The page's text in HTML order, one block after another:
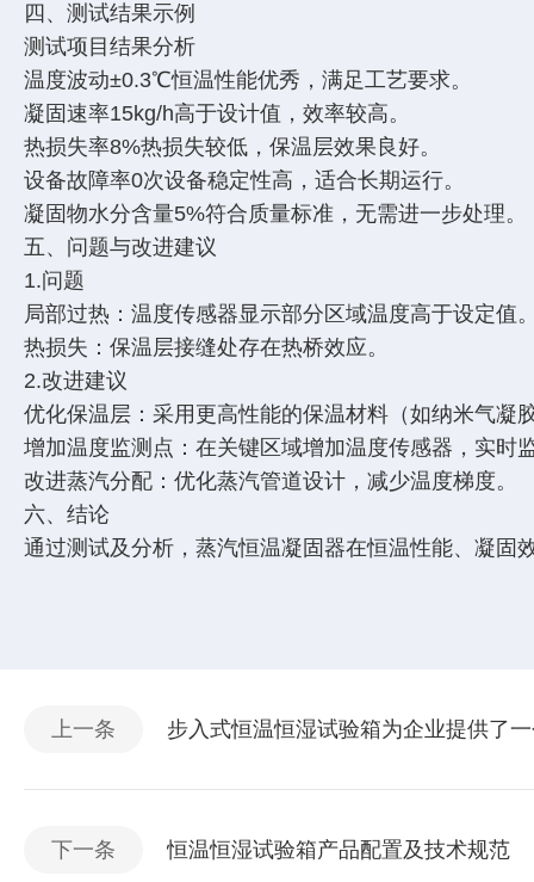
四、测试结果示例
测试项目 结果分析
温度波动±0.3℃恒温性能优秀，满足工艺要求。
凝固速率15kg/h高于设计值，效率较高。
热损失率8%热损失较低，保温层效果良好。
设备故障率0次设备稳定性高，适合长期运行。
凝固物水分含量5%符合质量标准，无需进一步处理
五、问题与改进建议
1.问题
局部过热：温度传感器显示部分区域温度高于设定值
热损失：保温层接缝处存在热桥效应。
2.改进建议
优化保温层：采用更高性能的保温材料（如纳米气凝
增加温度监测点：在关键区域增加温度传感器，实时
改进蒸汽分配：优化蒸汽管道设计，减少温度梯度。
六、结论
通过测试及分析，蒸汽恒温凝固器在恒温性能、凝
上一条 步入式恒温恒湿试验箱为企业提供了
下一条 恒温恒湿试验箱产品配置及技术规范